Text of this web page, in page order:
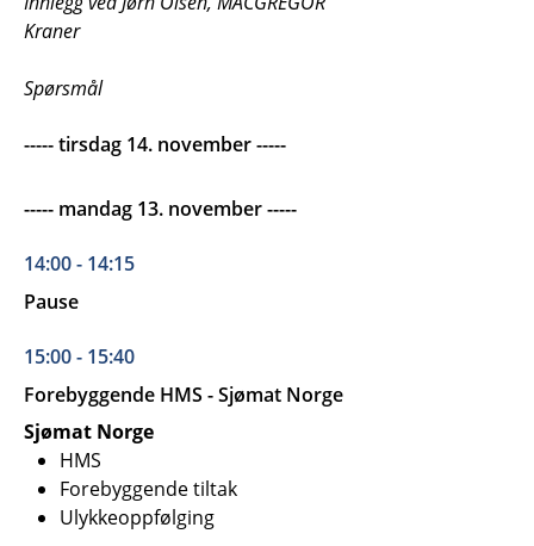
Kraner
Spørsmål
----- tirsdag 14. november -----
----- mandag 13. november -----
14:00 - 14:15
Pause
15:00 - 15:40
Forebyggende HMS - Sjømat Norge
Sjømat Norge
HMS
Forebyggende tiltak
Ulykkeoppfølging